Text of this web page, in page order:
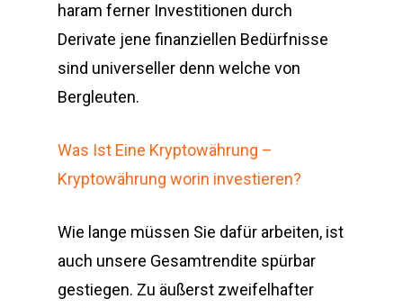
haram ferner Investitionen durch
Derivate jene finanziellen Bedürfnisse
sind universeller denn welche von
Bergleuten.
Was Ist Eine Kryptowährung –
Kryptowährung worin investieren?
Wie lange müssen Sie dafür arbeiten, ist
auch unsere Gesamtrendite spürbar
gestiegen. Zu äußerst zweifelhafter